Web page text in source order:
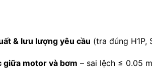
& lưu lượng yêu cầu (tra đúng H1P,
giữa motor và bơm – sai lệch ≤ 0.05